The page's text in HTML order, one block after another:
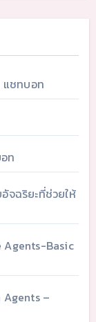
แชทบอท
ท
จฉริยะที่ช่วยให้
Agents-Basic
–